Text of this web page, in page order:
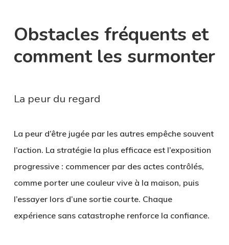
Obstacles fréquents et
comment les surmonter
La peur du regard
La peur d’être jugée par les autres empêche souvent
l’action. La stratégie la plus efficace est l’exposition
progressive : commencer par des actes contrôlés,
comme porter une couleur vive à la maison, puis
l’essayer lors d’une sortie courte. Chaque
expérience sans catastrophe renforce la confiance.